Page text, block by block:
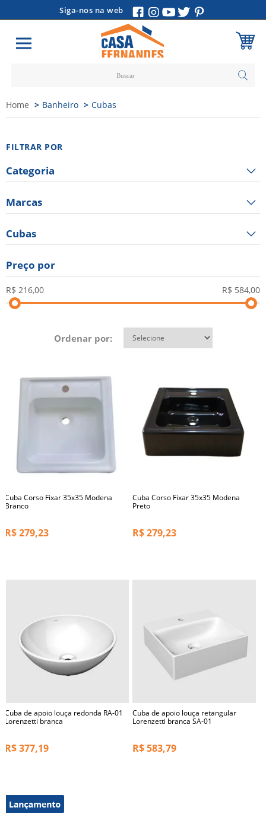
Siga-nos na web
Vazio
Home Banheiro Cubas
FILTRAR POR
Categoria
Marcas
Cubas
Preço por
Ordenar por:
Cuba Corso Fixar 35x35 Modena
Branco
R$279,23
Cuba Corso Fixar 35x35 Modena
Preto
R$279,23
Cuba de apoio louça redonda RA-01
Lorenzetti branca
R$377,19
Cuba de apoio louça retangular
Lorenzetti branca SA-01
R$583,79